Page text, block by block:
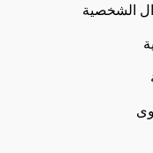
الشخصية